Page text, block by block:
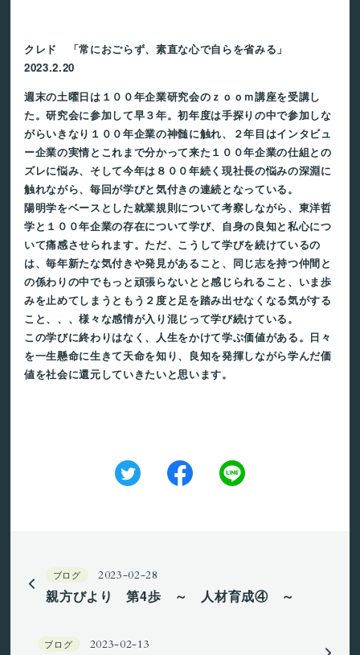
クレド 「常におごらず、素直な心で自らを省みる」
2023.2.20
週末の土曜日は１００年企業研究会のｚｏｏｍ講座を受講し
た。研究会に参加して早３年。初年度は手探りの中で参加しな
がらいきなり１００年企業の神髄に触れ、２年目はインタビュ
ー企業の実情とこれまで分かって来た１００年企業の仕組との
ズレに悩み、そして今年は８００年続く現社長の悩みの深淵に
触れながら、毎回が学びと気付きの連続となっている。
陽明学をベースとした就業規則について考察しながら、東洋哲
学と１００年企業の存在について学び、自身の良知と私心につ
いて痛感させられます。ただ、こうして学びを続けているの
は、毎年新たな気付きや発見があること、同じ志を持つ仲間と
の係わりの中でもっと頑張らないとと感じられること、いま歩
みを止めてしまうともう２度と足を踏み出せなくなる気がする
こと、、、様々な感情が入り混じって学び続けている。
この学びに終わりはなく、人生をかけて学ぶ価値がある。日々
を一生懸命に生きて天命を知り、良知を発揮しながら学んだ価
値を社会に還元していきたいと思います。
ブログ 2023-02-28
親方びより 第4歩 ～ 人材育成④ ～
ブログ 2023-02-13